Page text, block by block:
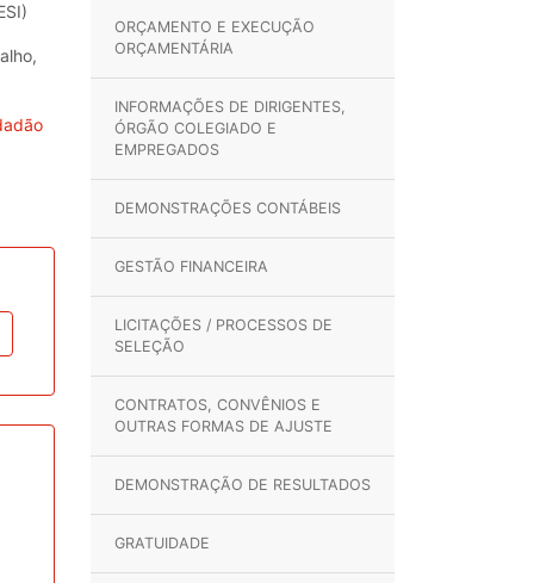
ORÇAMENTO E EXECUÇÃO
ORÇAMENTÁRIA
INFORMAÇÕES DE DIRIGENTES,
ÓRGÃO COLEGIADO E
EMPREGADOS
DEMONSTRAÇÕES CONTÁBEIS
GESTÃO FINANCEIRA
LICITAÇÕES / PROCESSOS DE
SELEÇÃO
CONTRATOS, CONVÊNIOS E
OUTRAS FORMAS DE AJUSTE
DEMONSTRAÇÃO DE RESULTADOS
GRATUIDADE